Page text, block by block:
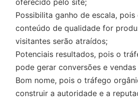
oferecido pelo site;
Possibilita ganho de escala,
conteúdo de qualidade for
visitantes serão atraídos;
Potenciais resultados, pois o
pode gerar conversões e
Bom nome, pois o tráfego
construir a autoridade e a